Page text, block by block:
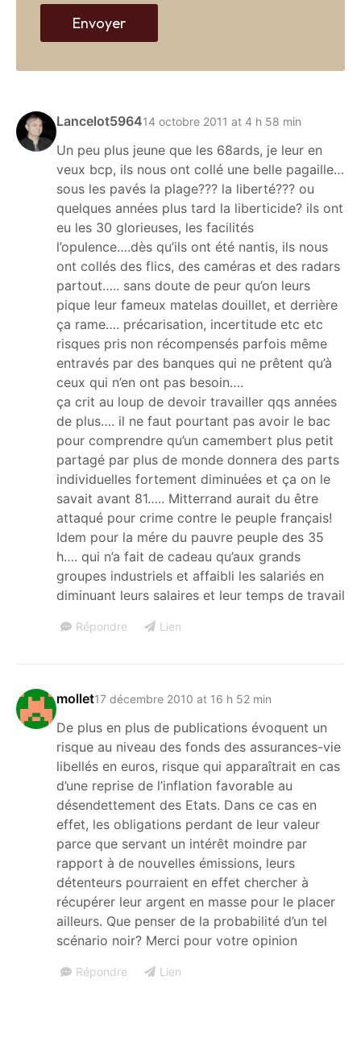
Lancelot596414 octobre 2011 at 4 h 58 min
Un peu plus jeune que les 68ards, je leur en
veux bcp, ils nous ont collé une belle pagaille…
sous les pavés la plage??? la liberté??? ou
quelques années plus tard la liberticide? ils ont
eu les 30 glorieuses, les facilités
l’opulence….dès qu’ils ont été nantis, ils nous
ont collés des flics, des caméras et des radars
partout….. sans doute de peur qu’on leurs
pique leur fameux matelas douillet, et derrière
ça rame…. précarisation, incertitude etc etc
risques pris non récompensés parfois même
entravés par des banques qui ne prêtent qu’à
ceux qui n’en ont pas besoin….
ça crit au loup de devoir travailler qqs années
de plus…. il ne faut pourtant pas avoir le bac
pour comprendre qu’un camembert plus petit
partagé par plus de monde donnera des parts
individuelles fortement diminuées et ça on le
savait avant 81….. Mitterrand aurait du être
attaqué pour crime contre le peuple français!
Idem pour la mére du pauvre peuple des 35
h…. qui n’a fait de cadeau qu’aux grands
groupes industriels et affaibli les salariés en
diminuant leurs salaires et leur temps de travail
Répondre Lien
mollet17 décembre 2010 at 16 h 52 min
De plus en plus de publications évoquent un
risque au niveau des fonds des assurances-vie
libellés en euros, risque qui apparaîtrait en cas
d’une reprise de l’inflation favorable au
désendettement des Etats. Dans ce cas en
effet, les obligations perdant de leur valeur
parce que servant un intérêt moindre par
rapport à de nouvelles émissions, leurs
détenteurs pourraient en effet chercher à
récupérer leur argent en masse pour le placer
ailleurs. Que penser de la probabilité d’un tel
scénario noir? Merci pour votre opinion
Répondre Lien
b
Envoyer